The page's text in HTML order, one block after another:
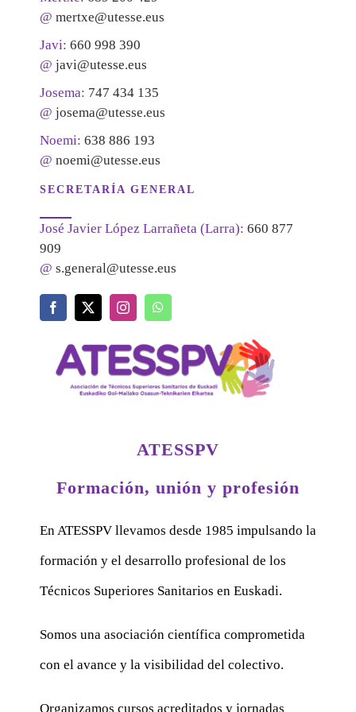
@ mertxe@utesse.eus
Javi: 660 998 390
@ javi@utesse.eus
Josema: 747 434 135
@ josema@utesse.eus
Noemi: 638 886 193
@ noemi@utesse.eus
SECRETARÍA GENERAL
José Javier López Larrañeta (Larra): 660 877
909
@ s.general@utesse.eus
ATESSPV
Formación, unión y profesión
En ATESSPV llevamos desde 1985 impulsando la
formación y el desarrollo profesional de los
Técnicos Superiores Sanitarios en Euskadi.
Somos una asociación científica comprometida
con el avance y la visibilidad del colectivo.
Organizamos cursos acreditados y jornadas